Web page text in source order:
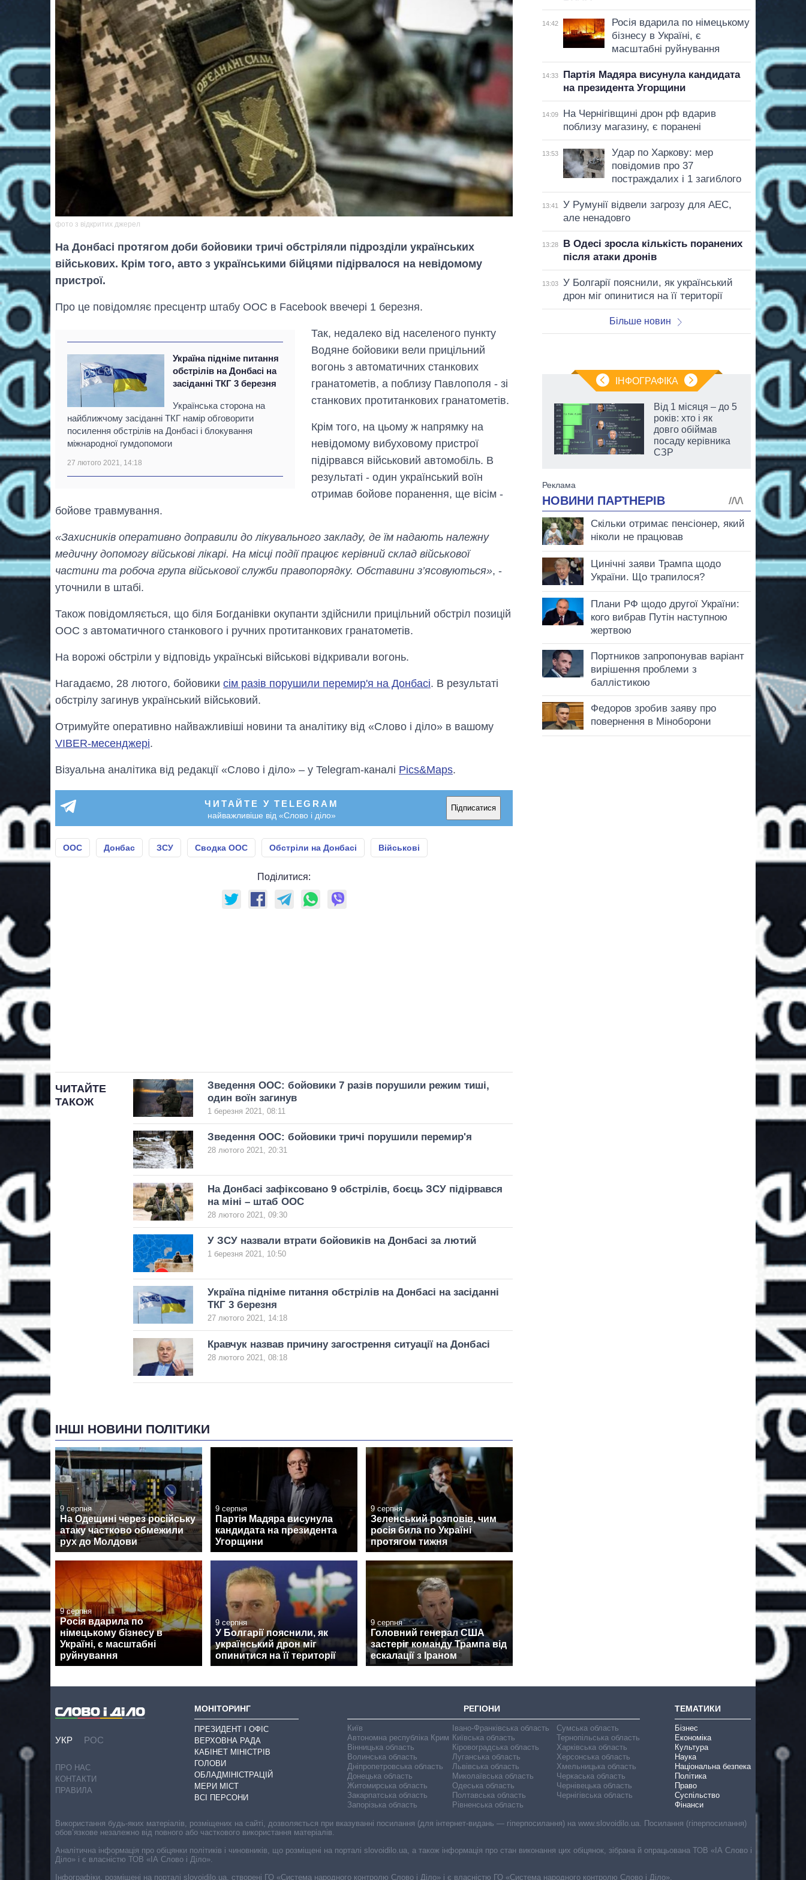
фото з відкритих джерел
На Донбасі протягом доби бойовики тричі обстріляли підрозділи українських
військових. Крім того, авто з українськими бійцями підірвалося на невідомому
пристрої.
Про це повідомляє пресцентр штабу ООС в Facebook ввечері 1 березня.
Україна підніме питання
обстрілів на Донбасі на
засіданні ТКГ 3 березня
Українська сторона на
найближчому засіданні ТКГ намір обговорити
посилення обстрілів на Донбасі і блокування
міжнародної гумдопомоги
27 лютого 2021, 14:18
Так, недалеко від населеного пункту
Водяне бойовики вели прицільний
вогонь з автоматичних станкових
гранатометів, а поблизу Павлополя - зі
станкових протитанкових гранатометів.
Крім того, на цьому ж напрямку на
невідомому вибуховому пристрої
підірвався військовий автомобіль. В
результаті - один український воїн
отримав бойове поранення, ще вісім -
бойове травмування.
«Захисників оперативно доправили до лікувального закладу, де їм надають належну
медичну допомогу військові лікарі. На місці події працює керівний склад військової
частини та робоча група військової служби правопорядку. Обставини з’ясовуються», -
уточнили в штабі.
Також повідомляється, що біля Богданівки окупанти здійснили прицільний обстріл позицій
ООС з автоматичного станкового і ручних протитанкових гранатометів.
На ворожі обстріли у відповідь українські військові відкривали вогонь.
Нагадаємо, 28 лютого, бойовики сім разів порушили перемир'я на Донбасі. В результаті
обстрілу загинув український військовий.
Отримуйте оперативно найважливіші новини та аналітику від «Слово і діло» в вашому
VIBER-месенджері.
Візуальна аналітика від редакції «Слово і діло» – у Telegram-каналі Pics&Maps.
ЧИТАЙТЕ У TELEGRAM
найважливіше від «Слово і діло»
Підписатися
ООС Донбас ЗСУ Сводка ООС Обстріли на Донбасі Військові
Поділитися:
ЧИТАЙТЕ
ТАКОЖ
Зведення ООС: бойовики 7 разів порушили режим тиші,
один воїн загинув
1 березня 2021, 08:11
Зведення ООС: бойовики тричі порушили перемир'я
28 лютого 2021, 20:31
На Донбасі зафіксовано 9 обстрілів, боєць ЗСУ підірвався
на міні – штаб ООС
28 лютого 2021, 09:30
У ЗСУ назвали втрати бойовиків на Донбасі за лютий
1 березня 2021, 10:50
Україна підніме питання обстрілів на Донбасі на засіданні
ТКГ 3 березня
27 лютого 2021, 14:18
Кравчук назвав причину загострення ситуації на Донбасі
28 лютого 2021, 08:18
ІНШІ НОВИНИ ПОЛІТИКИ
9 серпня
На Одещині через російську
атаку частково обмежили
рух до Молдови
9 серпня
Партія Мадяра висунула
кандидата на президента
Угорщини
9 серпня
Зеленський розповів, чим
росія била по Україні
протягом тижня
9 серпня
Росія вдарила по
німецькому бізнесу в
Україні, є масштабні
руйнування
9 серпня
У Болгарії пояснили, як
український дрон міг
опинитися на її території
9 серпня
Головний генерал США
застеріг команду Трампа від
ескалації з Іраном
14:42
Росія вдарила по німецькому
бізнесу в Україні, є
масштабні руйнування
14:33
Партія Мадяра висунула кандидата
на президента Угорщини
14:09
На Чернігівщині дрон рф вдарив
поблизу магазину, є поранені
13:53
Удар по Харкову: мер
повідомив про 37
постраждалих і 1 загиблого
13:41
У Румунії відвели загрозу для АЕС,
але ненадовго
13:28
В Одесі зросла кількість поранених
після атаки дронів
13:03
У Болгарії пояснили, як український
дрон міг опинитися на її території
Більше новин
ІНФОГРАФІКА
Як змінився
Міністерства
оборони за 13
років війни з
росією
Від 1 місяця – до 5
років: хто і як
довго обіймав
посаду керівника
СЗР
УКР РОС
ПРО НАС
КОНТАКТИ
ПРАВИЛА
МОНІТОРИНГ
ПРЕЗИДЕНТ І ОФІС
ВЕРХОВНА РАДА
КАБІНЕТ МІНІСТРІВ
ГОЛОВИ
ОБЛАДМІНІСТРАЦІЙ
МЕРИ МІСТ
ВСІ ПЕРСОНИ
РЕГІОНИ
Київ
Автономна республіка Крим
Вінницька область
Волинська область
Дніпропетровська область
Донецька область
Житомирська область
Закарпатська область
Запорізька область
Івано-Франківська область
Київська область
Кіровоградська область
Луганська область
Львівська область
Миколаївська область
Одеська область
Полтавська область
Рівненська область
Сумська область
Тернопільська область
Харківська область
Херсонська область
Хмельницька область
Черкаська область
Чернівецька область
Чернігівська область
ТЕМАТИКИ
Бізнес
Економіка
Культура
Наука
Національна безпека
Політика
Право
Суспільство
Фінанси
Використання будь-яких матеріалів, розміщених на сайті, дозволяється при вказуванні посилання (для інтернет-видань — гіперпосилання) на www.slovoidilo.ua. Посилання (гіперпосилання)
обов’язкове незалежно від повного або часткового використання матеріалів.
Аналітична інформація про обіцянки політиків і чиновників, що розміщені на порталі slovoidilo.ua, а також інформація про стан виконання цих обіцянок, зібрана й опрацьована ТОВ «ІА Слово і
Діло» і є власністю ТОВ «ІА Слово і Діло».
Інфографіки, розміщені на порталі slovoidilo.ua, створені ГО «Система народного контролю Слово і Діло» і є власністю ГО «Система народного контролю Слово і Діло».